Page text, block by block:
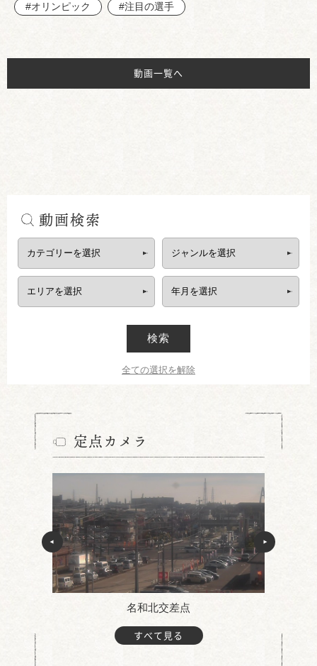
#オリンピック #注目の選手
動画一覧へ
動画検索
検索
全ての選択を解除
定点カメラ
名和北交差点
すべて見る